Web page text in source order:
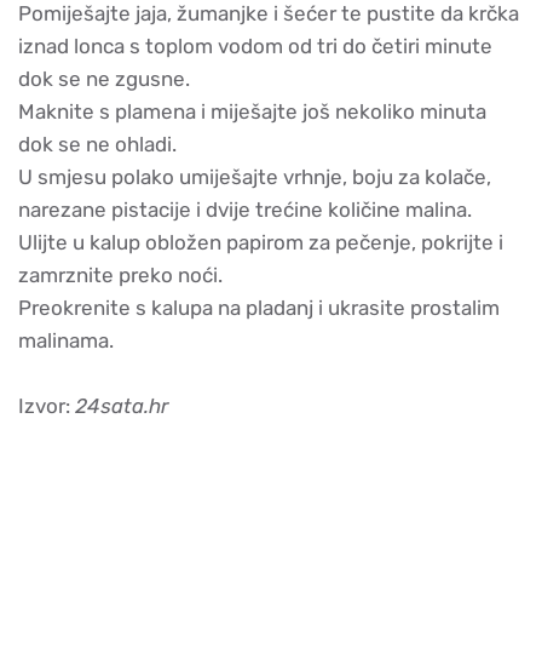
Pomiješajte jaja, žumanjke i šećer te pustite da krčka
iznad lonca s toplom vodom od tri do četiri minute
dok se ne zgusne.
Maknite s plamena i miješajte još nekoliko minuta
dok se ne ohladi.
U smjesu polako umiješajte vrhnje, boju za kolače,
narezane pistacije i dvije trećine količine malina.
Ulijte u kalup obložen papirom za pečenje, pokrijte i
zamrznite preko noći.
Preokrenite s kalupa na pladanj i ukrasite prostalim
malinama.
Izvor: 24sata.hr